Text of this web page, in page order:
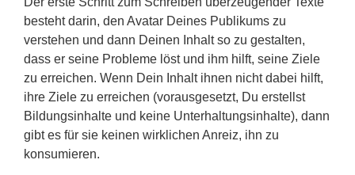
besteht darin, den Avatar Deines Publikums zu
verstehen und dann Deinen Inhalt so zu gestalten,
dass er seine Probleme löst und ihm hilft, seine Ziele
zu erreichen. Wenn Dein Inhalt ihnen nicht dabei hilft,
ihre Ziele zu erreichen (vorausgesetzt, Du erstellst
Bildungsinhalte und keine Unterhaltungsinhalte), dann
gibt es für sie keinen wirklichen Anreiz, ihn zu
konsumieren.